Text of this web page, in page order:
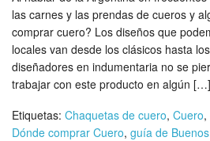
las carnes y las prendas de cueros y
comprar cuero? Los diseños que
locales van desde los clásicos hasta
diseñadores en indumentaria no se
trabajar con este producto en algún […]
Etiquetas: Chaquetas de cuero, Cuero,
Dónde comprar Cuero, guía de